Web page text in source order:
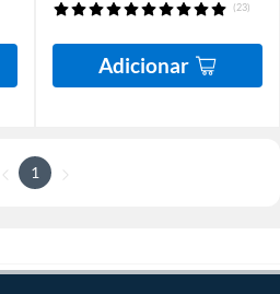
(23)
Adicionar
1